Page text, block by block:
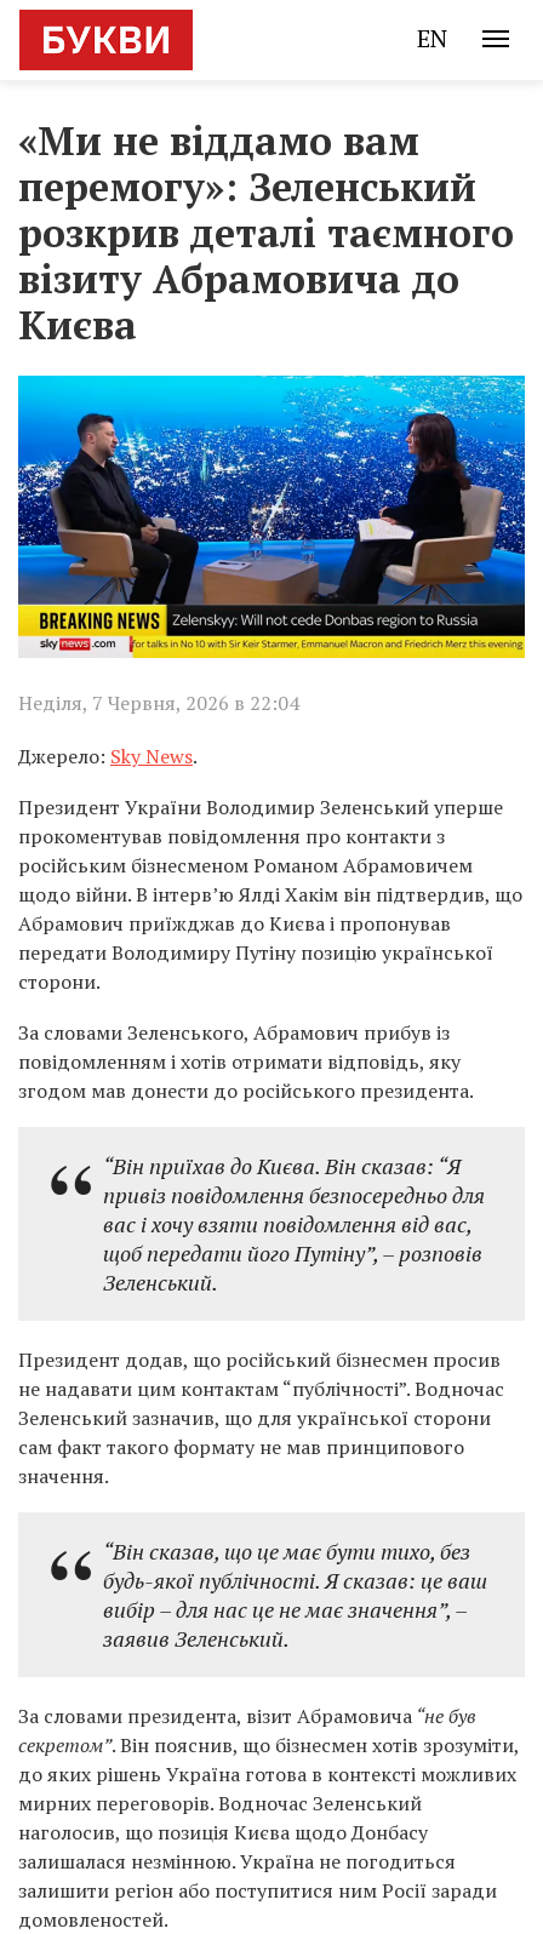
EN
«Ми не віддамо вам
перемогу»: Зеленський
розкрив деталі таємного
візиту Абрамовича до
Києва
Неділя, 7 Червня, 2026 в 22:04
Джерело: Sky News.
Президент України Володимир Зеленський уперше
прокоментував повідомлення про контакти з
російським бізнесменом Романом Абрамовичем
щодо війни. В інтерв’ю Ялді Хакім він підтвердив, що
Абрамович приїжджав до Києва і пропонував
передати Володимиру Путіну позицію української
сторони.
За словами Зеленського, Абрамович прибув із
повідомленням і хотів отримати відповідь, яку
згодом мав донести до російського президента.
“Він приїхав до Києва. Він сказав: “Я
привіз повідомлення безпосередньо для
вас і хочу взяти повідомлення від вас,
щоб передати його Путіну”, – розповів
Зеленський.
Президент додав, що російський бізнесмен просив
не надавати цим контактам “публічності”. Водночас
Зеленський зазначив, що для української сторони
сам факт такого формату не мав принципового
значення.
“Він сказав, що це має бути тихо, без
будь-якої публічності. Я сказав: це ваш
вибір – для нас це не має значення”, –
заявив Зеленський.
За словами президента, візит Абрамовича “не був
секретом”. Він пояснив, що бізнесмен хотів зрозуміти,
до яких рішень Україна готова в контексті можливих
мирних переговорів. Водночас Зеленський
наголосив, що позиція Києва щодо Донбасу
залишалася незмінною. Україна не погодиться
залишити регіон або поступитися ним Росії заради
домовленостей.